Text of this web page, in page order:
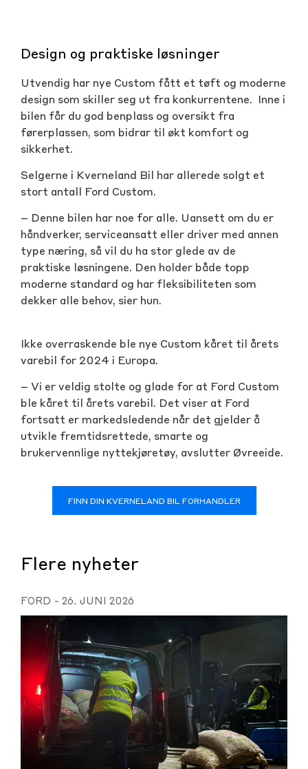
Design og praktiske løsninger
Utvendig har nye Custom fått et tøft og moderne
design som skiller seg ut fra konkurrentene. Inne i
bilen får du god benplass og oversikt fra
førerplassen, som bidrar til økt komfort og
sikkerhet.
Selgerne i Kverneland Bil har allerede solgt et
stort antall Ford Custom.
– Denne bilen har noe for alle. Uansett om du er
håndverker, serviceansatt eller driver med annen
type næring, så vil du ha stor glede av de
praktiske løsningene. Den holder både topp
moderne standard og har fleksibiliteten som
dekker alle behov, sier hun.
Ikke overraskende ble nye Custom kåret til årets
varebil for 2024 i Europa.
– Vi er veldig stolte og glade for at Ford Custom
ble kåret til årets varebil. Det viser at Ford
fortsatt er markedsledende når det gjelder å
utvikle fremtidsrettede, smarte og
brukervennlige nyttekjøretøy, avslutter Øvreeide.
FINN DIN KVERNELAND BIL FORHANDLER
Flere nyheter
FORD - 26. JUNI 2026